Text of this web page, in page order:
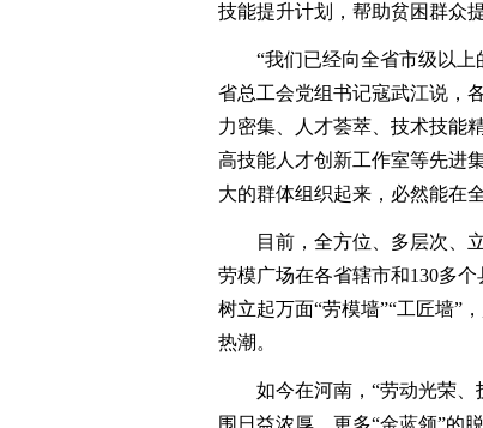
技能提升计划，帮助贫困群众
“我们已经向全省市级以上
省总工会党组书记寇武江说，
力密集、人才荟萃、技术技能
高技能人才创新工作室等先进
大的群体组织起来，必然能在
目前，全方位、多层次、立
劳模广场在各省辖市和130多
树立起万面“劳模墙”“工匠墙”
热潮。
如今在河南，“劳动光荣、
围日益浓厚，更多“金蓝领”的